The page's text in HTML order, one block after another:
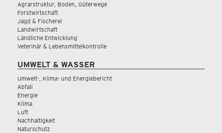
Agrarstruktur, Boden, Güterwege
Forstwirtschaft
Jagd & Fischerei
Landwirtschaft
Ländliche Entwicklung
Veterinär & Lebensmittelkontrolle
UMWELT & WASSER
Umwelt-, Klima- und Energiebericht
Abfall
Energie
Klima
Luft
Nachhaltigkeit
Naturschutz